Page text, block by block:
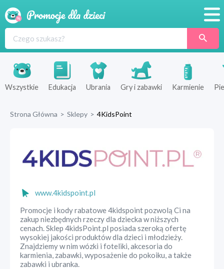
Produkty
Sklepy
Wszystkie Edukacja Ubrania Gry i zabawki Karmienie
Strona Główna > Sklepy > 4KidsPoint
www.4kidspoint.pl
Promocje i kody rabatowe 4kidspoint pozwolą Ci na
zakup niezbędnych rzeczy dla dziecka w niższych
cenach. Sklep 4kidsPoint.pl posiada szeroką ofertę
wysokiej jakości produktów dla dzieci i młodzieży.
Znajdziemy w nim wózki i foteliki, akcesoria do
karmienia, zabawki, wyposażenie do pokoiku, a także
zabawki i ubranka.